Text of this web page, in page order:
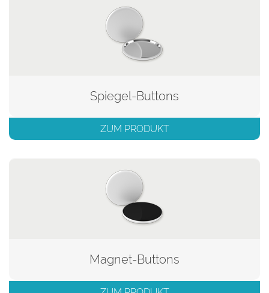
Spiegel-Buttons
ZUM PRODUKT
Magnet-Buttons